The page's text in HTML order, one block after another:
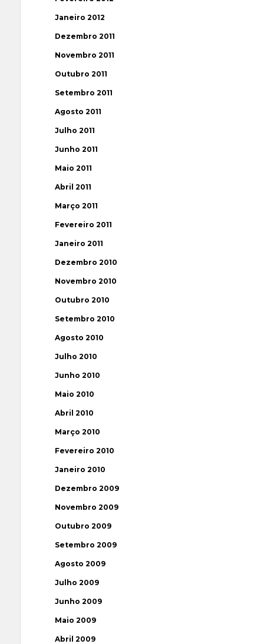
Janeiro 2012
Dezembro 2011
Novembro 2011
Outubro 2011
Setembro 2011
Agosto 2011
Julho 2011
Junho 2011
Maio 2011
Abril 2011
Março 2011
Fevereiro 2011
Janeiro 2011
Dezembro 2010
Novembro 2010
Outubro 2010
Setembro 2010
Agosto 2010
Julho 2010
Junho 2010
Maio 2010
Abril 2010
Março 2010
Fevereiro 2010
Janeiro 2010
Dezembro 2009
Novembro 2009
Outubro 2009
Setembro 2009
Agosto 2009
Julho 2009
Junho 2009
Maio 2009
Abril 2009